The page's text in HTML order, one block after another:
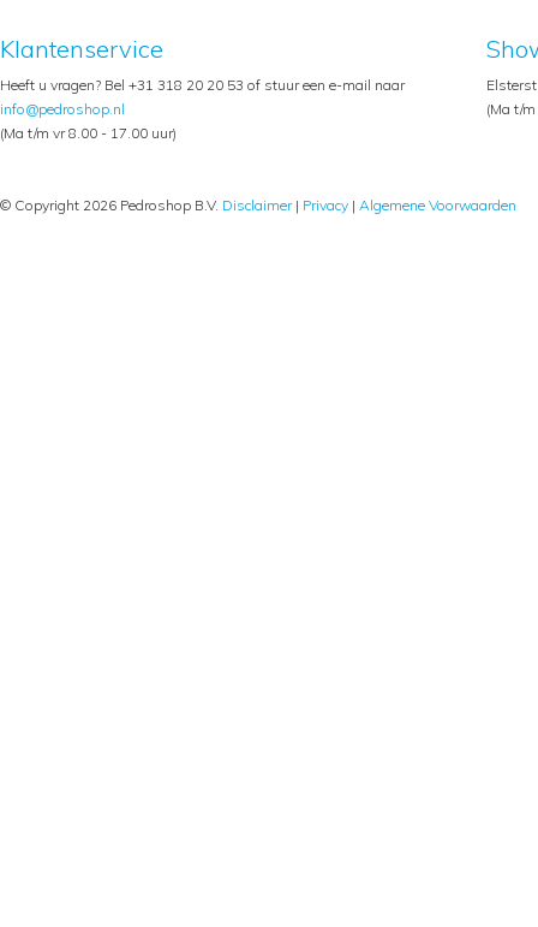
Klantenservice
Heeft u vragen? Bel +31 318 20 20 53 of stuur een e-mail naar
info@pedroshop.nl
(Ma t/m vr 8.00 - 17.00 uur)
(Ma t/
© Copyright 2026 Pedroshop B.V. Disclaimer| Privacy | Algemene Voorwaarden